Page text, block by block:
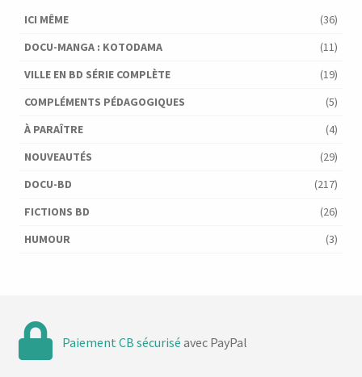
ICI MÊME
(36)
DOCU-MANGA : KOTODAMA
(11)
VILLE EN BD SÉRIE COMPLÈTE
(19)
COMPLÉMENTS PÉDAGOGIQUES
(5)
À PARAÎTRE
(4)
NOUVEAUTÉS
(29)
DOCU-BD
(217)
FICTIONS BD
(26)
HUMOUR
(3)
Paiement CB sécurisé avec PayPal